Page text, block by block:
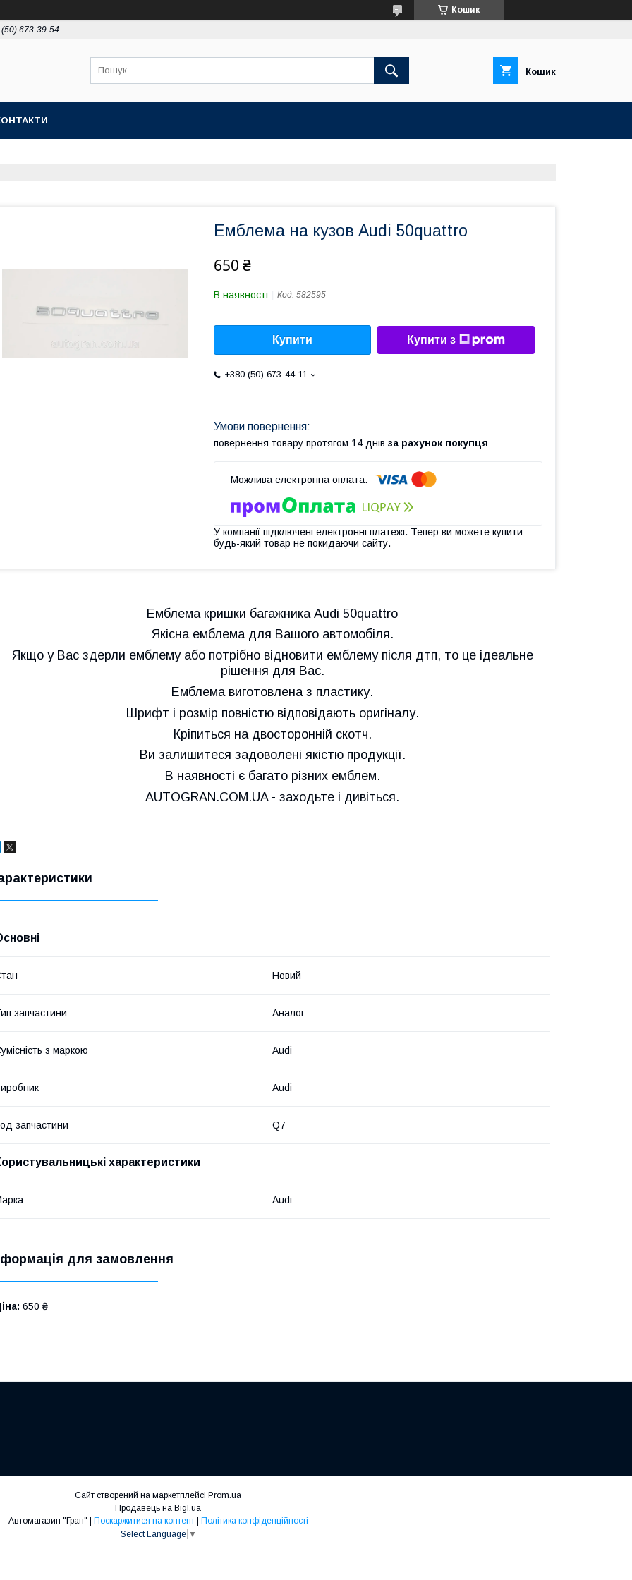
Кошик
673-39-54
Кошик
Емблема на кузов Audi 50quattro
650 ₴
В наявності Код: 582595
Купити Купити з
+380 (50) 673-44-11
повернення товару протягом 14 днів за рахунок покупця
У компанії підключені електронні платежі. Тепер ви можете купити
будь-який товар не покидаючи сайту.
Емблема кришки багажника Audi 50quattro
Якісна емблема для Вашого автомобіля.
Якщо у Вас здерли емблему або потрібно відновити емблему після дтп, то це ідеальне
рішення для Вас.
Емблема виготовлена з пластику.
Шрифт і розмір повністю відповідають оригіналу.
Кріпиться на двосторонній скотч.
Ви залишитеся задоволені якістю продукції.
В наявності є багато різних емблем.
AUTOGRAN.COM.UA - заходьте і дивіться.
Новий
запчастини Аналог
з маркою Audi
Audi
запчастини Q7
характеристики
Audi
для замовлення
650 ₴
Сайт створений на маркетплейсі Prom.ua
Продавець на Bigl.ua
Поскаржитися на контент
Політика конфіденційності
Select Language ▼